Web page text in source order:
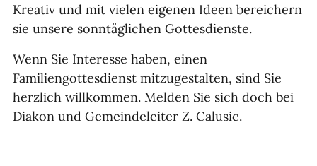
Kreativ und mit vielen eigenen Ideen bereichern
sie unsere sonntäglichen Gottesdienste.
Wenn Sie Interesse haben, einen
Familiengottesdienst mitzugestalten, sind Sie
herzlich willkommen. Melden Sie sich doch bei
Diakon und Gemeindeleiter Z. Calusic.